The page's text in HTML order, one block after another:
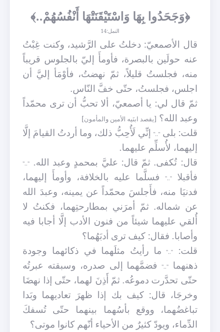
﴿وَجَحَدُوا بِهَا وَاسْتَيْقَنَتْهَا أَنْفُسُهُمْ..﴾
النمل:14
قال الأصمعيّ: دخلتُ على الرَّشيد، وكنت غِبْتُ
عنه حولَين بالبصرة، فأومأَ إليّ بالجلوس قريباً
منه، فجلستُ قليلاً، ثمّ نهضتُ، فأوْمَأ إليَّ أن
اجلس، فجلستُ، حتّى خفَّ النّاس.
ثمّ قال لي: يا أصمعيّ، ألا تحبُّ أن ترى محمّداً
وعبد الله؟ [يقصد ابنَيه الأمين والمأمون]
قلت: بلى".." إنِّي لَأُحِبُّ ذلك، وما أردتُ القيامَ إلَّا
إليهما، لأُسلِّم عليهما.
قال: تُكفى. ثمّ قال: عليَّ بمحمدٍ وعبد الله.
".."
فأقبلا".."
فسلَّما عليه بالخلافة، وأومأَ إليهما،
فدنيَا منه، فأَجلسَ محمّداً عن يمينه، وعبدَ الله
عن شماله. ثمّ أمرَني بمطارحتِهما، فكنتُ لا
أُلقي عليهما شيئاً من فنون الأدب إلَّا أجابا فيه
وأصابا. فقال: كيف ترى أدبَهُما؟
قلت:
".."
ما رأيتُ مثلَهما في ذكائهما وجودة
ذهنهما".."
فضمَّهما إلى صدره، وسبقته عبرتُه
حتّى تحدَّرت دموعُه. ثمّ أَذِنَ لهما، حتّى إذا نهضَا
وخرجَا، قال: كيف بك إذا ظهرَ تعاديهما وبَدا
تباغضُهما، ووقع بأسُهما بينهما حتّى تُسفكَ
الدِّماء، ويودّ كثيرٌ من الأحياء أنّهم كانوا موتى؟